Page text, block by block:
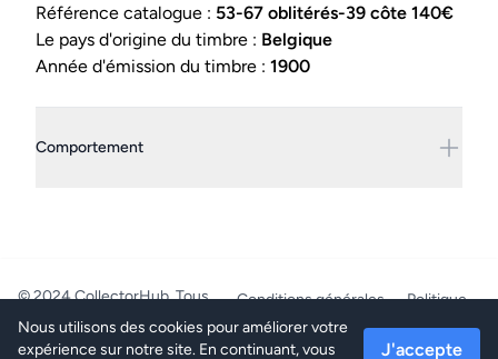
Nous utilisons des cookies pour améliorer votre
expérience sur notre site. En continuant, vous
J'accepte
Référence catalogue : 53-67 oblitérés-39 côte 140€
Le pays d'origine du timbre : Belgique
Année d'émission du timbre : 1900
Comportement
© 2024 CollectorHub. Tous
droits réservés.
PhilaJob - BE0804.218.387 -
Conditions générales
Politique
de confidentialité